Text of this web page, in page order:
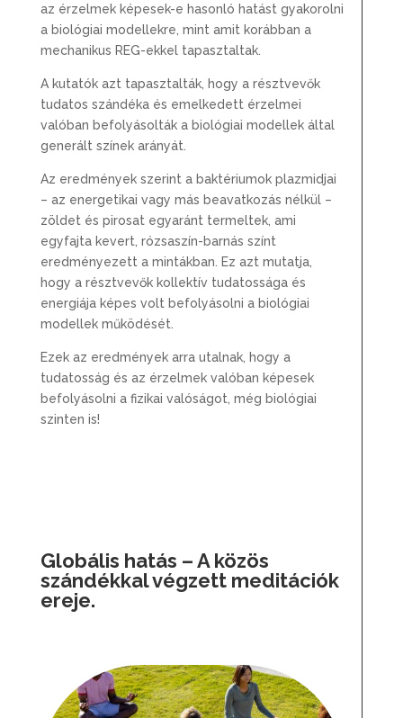
az érzelmek képesek-e hasonló hatást gyakorolni
a biológiai modellekre, mint amit korábban a
mechanikus REG-ekkel tapasztaltak.
A kutatók azt tapasztalták, hogy a résztvevők
tudatos szándéka és emelkedett érzelmei
valóban befolyásolták a biológiai modellek által
generált színek arányát.
Az eredmények szerint a baktériumok plazmidjai
– az energetikai vagy más beavatkozás nélkül –
zöldet és pirosat egyaránt termeltek, ami
egyfajta kevert, rózsaszín-barnás színt
eredményezett a mintákban. Ez azt mutatja,
hogy a résztvevők kollektív tudatossága és
energiája képes volt befolyásolni a biológiai
modellek működését.
Ezek az eredmények arra utalnak, hogy a
tudatosság és az érzelmek valóban képesek
befolyásolni a fizikai valóságot, még biológiai
szinten is!
Globális hatás – A közös
szándékkal végzett meditációk
ereje.